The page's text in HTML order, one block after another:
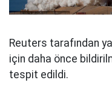
Reuters tarafından
için daha önce
tespit edildi.